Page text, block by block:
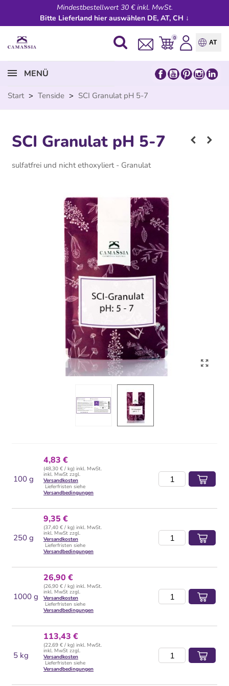
Mindestbestellwert 30 € inkl. MwSt.
Bitte Lieferland hier auswählen DE, AT, CH ↓
0
AT
MENÜ
Start > Tenside > SCI Granulat pH 5-7
SCI Granulat pH 5-7
sulfatfrei und nicht ethoxyliert - Granulat
100 g
4,83 €
(48,30 € / kg) inkl. MwSt.
inkl. MwSt zzgl.
Versandkosten
Lieferfristen siehe
Versandbedingungen
250 g
9,35 €
(37,40 € / kg) inkl. MwSt.
inkl. MwSt zzgl.
Versandkosten
Lieferfristen siehe
Versandbedingungen
1000 g
26,90 €
(26,90 € / kg) inkl. MwSt.
inkl. MwSt zzgl.
Versandkosten
Lieferfristen siehe
Versandbedingungen
5 kg
113,43 €
(22,69 € / kg) inkl. MwSt.
inkl. MwSt zzgl.
Versandkosten
Lieferfristen siehe
Versandbedingungen